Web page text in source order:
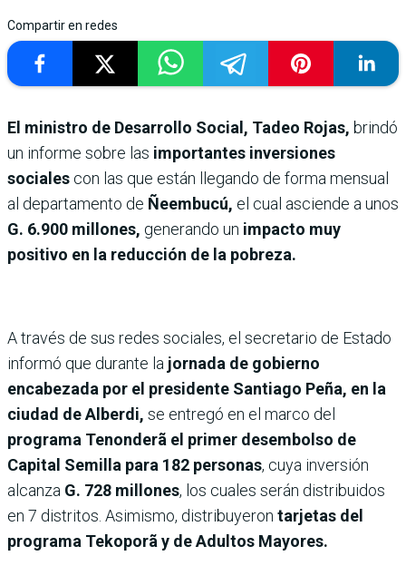
Compartir en redes
El ministro de Desarrollo Social, Tadeo Rojas, brindó
un informe sobre las importantes inversiones
sociales con las que están llegando de forma mensual
al departamento de Ñeembucú, el cual asciende a unos
G. 6.900 millones, generando un impacto muy
positivo en la reducción de la pobreza.
A través de sus redes sociales, el secretario de Estado
informó que durante la jornada de gobierno
encabezada por el presidente Santiago Peña, en la
ciudad de Alberdi, se entregó en el marco del
programa Tenonderã el primer desembolso de
Capital Semilla para 182 personas, cuya inversión
alcanza G. 728 millones, los cuales serán distribuidos
en 7 distritos. Asimismo, distribuyeron tarjetas del
programa Tekoporã y de Adultos Mayores.